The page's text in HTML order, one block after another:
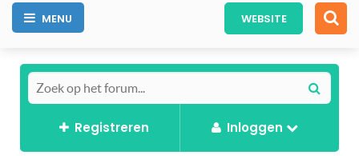
MENU WEBSITE
Registreren Inloggen